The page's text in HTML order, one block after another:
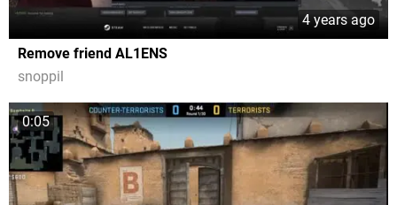
4 years ago
Remove friend AL1ENS
snoppil
0:05